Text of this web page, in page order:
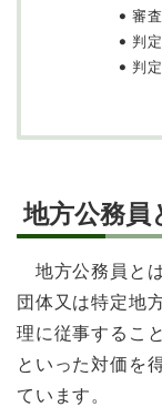
審
判
判
地方公務員
地方公務員と
団体又は特定地
理に従事するこ
といった対価を
ています。